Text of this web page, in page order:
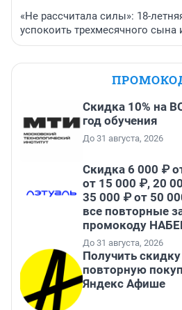
«Не рассчитала силы»: 18-
успокоить трехмесячного сына
Скидка 10% на
год обучения
До 31 августа, 2026
Скидка 6 000 ₽
от 15 000 ₽, 20
35 000 ₽ от 50
все повторные
промокоду
До 31 августа, 2026
Получить
повторную
Яндекс Афише